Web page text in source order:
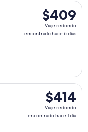
$409
Viaje
redondo,
$409
Viaje redondo
encontrado hace 6 días
el vie, 2 oct. desde
$414
Viaje
redondo,
$414
Viaje redondo
encontrado hace 1 día
con salida el mié,